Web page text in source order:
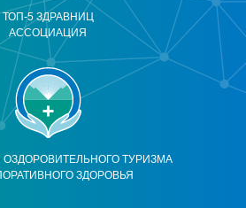
ТУРИЗМА
ЗДОРОВЬЯ
ТОП-5 ЗДРАВНИЦ
АССОЦИАЦИЯ